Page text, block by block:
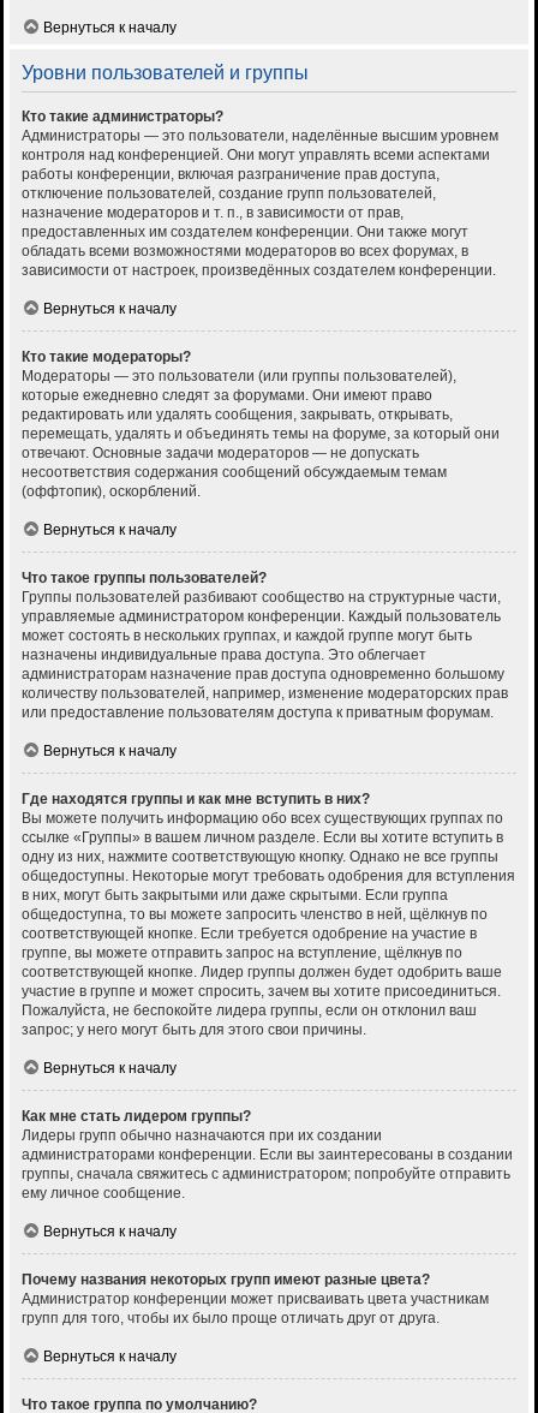
Вернуться к началу
Уровни пользователей и группы
Кто такие администраторы?
Администраторы — это пользователи, наделённые высшим уровнем
контроля над конференцией. Они могут управлять всеми аспектами
работы конференции, включая разграничение прав доступа,
отключение пользователей, создание групп пользователей,
назначение модераторов и т. п., в зависимости от прав,
предоставленных им создателем конференции. Они также могут
обладать всеми возможностями модераторов во всех форумах, в
зависимости от настроек, произведённых создателем конференции.
Вернуться к началу
Кто такие модераторы?
Модераторы — это пользователи (или группы пользователей),
которые ежедневно следят за форумами. Они имеют право
редактировать или удалять сообщения, закрывать, открывать,
перемещать, удалять и объединять темы на форуме, за который они
отвечают. Основные задачи модераторов — не допускать
несоответствия содержания сообщений обсуждаемым темам
(оффтопик), оскорблений.
Вернуться к началу
Что такое группы пользователей?
Группы пользователей разбивают сообщество на структурные части,
управляемые администратором конференции. Каждый пользователь
может состоять в нескольких группах, и каждой группе могут быть
назначены индивидуальные права доступа. Это облегчает
администраторам назначение прав доступа одновременно большому
количеству пользователей, например, изменение модераторских прав
или предоставление пользователям доступа к приватным форумам.
Вернуться к началу
Где находятся группы и как мне вступить в них?
Вы можете получить информацию обо всех существующих группах по
ссылке «Группы» в вашем личном разделе. Если вы хотите вступить в
одну из них, нажмите соответствующую кнопку. Однако не все группы
общедоступны. Некоторые могут требовать одобрения для вступления
в них, могут быть закрытыми или даже скрытыми. Если группа
общедоступна, то вы можете запросить членство в ней, щёлкнув по
соответствующей кнопке. Если требуется одобрение на участие в
группе, вы можете отправить запрос на вступление, щёлкнув по
соответствующей кнопке. Лидер группы должен будет одобрить ваше
участие в группе и может спросить, зачем вы хотите присоединиться.
Пожалуйста, не беспокойте лидера группы, если он отклонил ваш
запрос; у него могут быть для этого свои причины.
Вернуться к началу
Как мне стать лидером группы?
Лидеры групп обычно назначаются при их создании
администраторами конференции. Если вы заинтересованы в создании
группы, сначала свяжитесь с администратором; попробуйте отправить
ему личное сообщение.
Вернуться к началу
Почему названия некоторых групп имеют разные цвета?
Администратор конференции может присваивать цвета участникам
групп для того, чтобы их было проще отличать друг от друга.
Вернуться к началу
Что такое группа по умолчанию?